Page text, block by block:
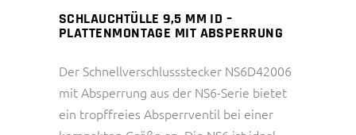
SCHLAUCHTÜLLE 9,5 MM ID –
PLATTENMONTAGE MIT ABSPERRUNG
Der Schnellverschlussstecker NS6D42006
mit Absperrung aus der NS6-Serie bietet
ein tropffreies Absperrventil bei einer